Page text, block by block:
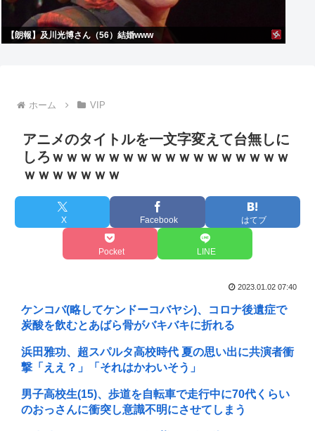
【朗報】及川光博さん（56）結婚www
ホーム VIP
アニメのタイトルを一文字変えて台無しに
しろｗｗｗｗｗｗｗｗｗｗｗｗｗｗｗｗｗ
ｗｗｗｗｗｗｗ
X Facebook はてブ
Pocket LINE
2023.01.02 07:40
ケンコバ(略してケンドーコバヤシ)、コロナ後遺症で
炭酸を飲むとあばら骨がバキバキに折れる
浜田雅功、超スパルタ高校時代 夏の思い出に共演者衝
撃「ええ？」「それはかわいそう」
男子高校生(15)、歩道を自転車で走行中に70代くらい
のおっさんに衝突し意識不明にさせてしまう